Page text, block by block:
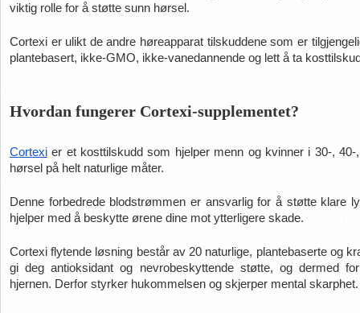
viktig rolle for å støtte sunn hørsel.
Cortexi er ulikt de andre høreapparat tilskuddene som er
plantebasert, ikke-GMO, ikke-vanedannende og lett å ta
Hvordan fungerer Cortexi-supplementet?
Cortexi er et kosttilskudd som hjelper menn og kvinner i 30-,
hørsel på helt naturlige måter.
Denne forbedrede blodstrømmen er ansvarlig for å støtte klare
hjelper med å beskytte ørene dine mot ytterligere skade.
Cortexi flytende løsning består av 20 naturlige, plantebaserte og
gi deg antioksidant og nevrobeskyttende støtte, og dermed
hjernen. Derfor styrker hukommelsen og skjerper mental skarphet.